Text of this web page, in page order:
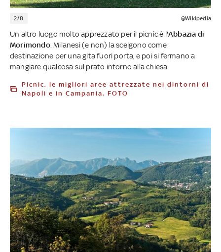
2/8 @Wikipedia
Un altro luogo molto apprezzato per il picnic è l'Abbazia di
Morimondo. Milanesi (e non) la scelgono come
destinazione per una gita fuori porta, e poi si fermano a
mangiare qualcosa sul prato intorno alla chiesa
Picnic, le migliori aree attrezzate nei dintorni di
Napoli e in Campania. FOTO